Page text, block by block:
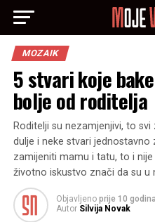
MOZAIK
5 stvari koje
bolje od roditelja
Roditelji su nezamjenjivi, to
dulje i neke stvari jednostavno
zamijeniti mamu i tatu, to i
životno iskustvo znači da su u
Objavljeno prije 10 godina
Autor Silvija Novak